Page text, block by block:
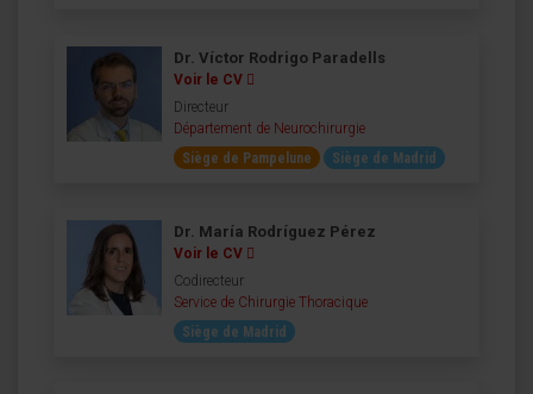
Dr. Víctor Rodrigo Paradells
Voir le CV
Directeur
Département de Neurochirurgie
Siège de Pampelune
Siège de Madrid
Dr. María Rodríguez Pérez
Voir le CV
Codirecteur
Service de Chirurgie Thoracique
Siège de Madrid